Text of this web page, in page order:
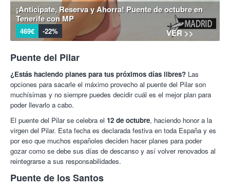
¡Anticípate, Reserva y Ahorra! Puente de octubre en
Tenerife con MP
469€ -22% VER >>
Puente del Pilar
¿Estás haciendo planes para tus próximos días libres? Las
opciones para sacarle el máximo provecho al puente del Pilar son
muchísimas y no siempre puedes decidir cuál es el mejor plan para
poder llevarlo a cabo.
El puente del Pilar se celebra el 12 de octubre, haciendo honor a la
virgen del Pilar. Esta fecha es declarada festiva en toda España y es
por eso que muchos españoles deciden hacer planes para poder
gozar como se debe sus días de descanso y así volver renovados al
reintegrarse a sus responsabilidades.
Puente de los Santos